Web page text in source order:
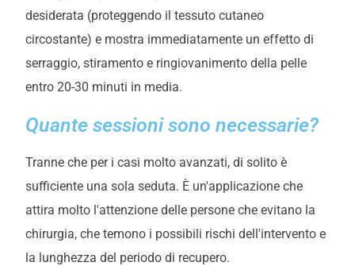
desiderata (proteggendo il tessuto cutaneo
circostante) e mostra immediatamente un effetto di
serraggio, stiramento e ringiovanimento della pelle
entro 20-30 minuti in media.
Quante sessioni sono necessarie?
Tranne che per i casi molto avanzati, di solito è
sufficiente una sola seduta. È un'applicazione che
attira molto l'attenzione delle persone che evitano la
chirurgia, che temono i possibili rischi dell'intervento e
la lunghezza del periodo di recupero.